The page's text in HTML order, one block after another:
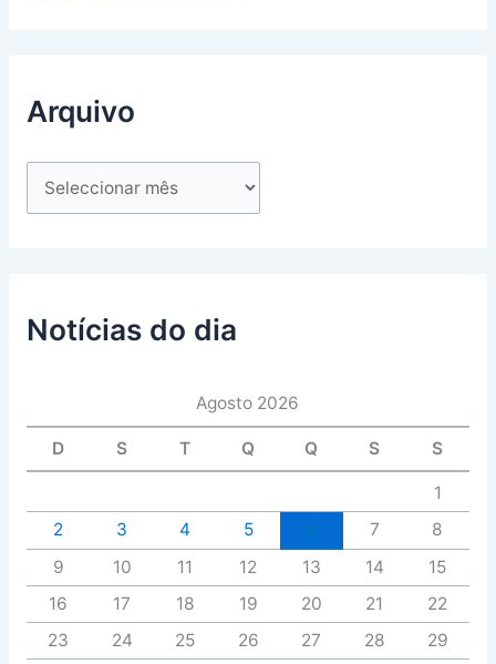
Arquivo
Notícias do dia
Agosto 2026
D S T Q Q S S
1
2
3 4 5 7
8
9
10 11 12 13 14
15
16
17 18 19 20 21
22
23
24 25 26 27 28
29